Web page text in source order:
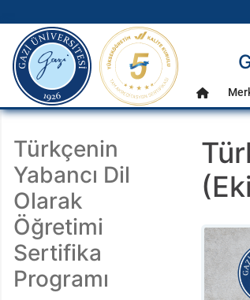
Ana Menü
gazi.edu.tr
Anasayfa
Türkçenin
Yabancı Dil
Olarak
Öğretimi
Sertifika
Programı